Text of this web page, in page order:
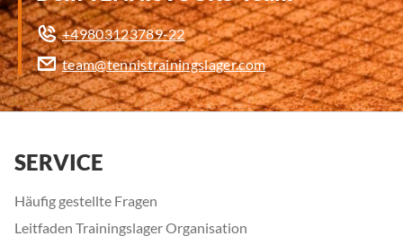
+49803123789-22
team@tennistrainingslager.com
SERVICE
Häufig gestellte Fragen
Leitfaden Trainingslager Organisation